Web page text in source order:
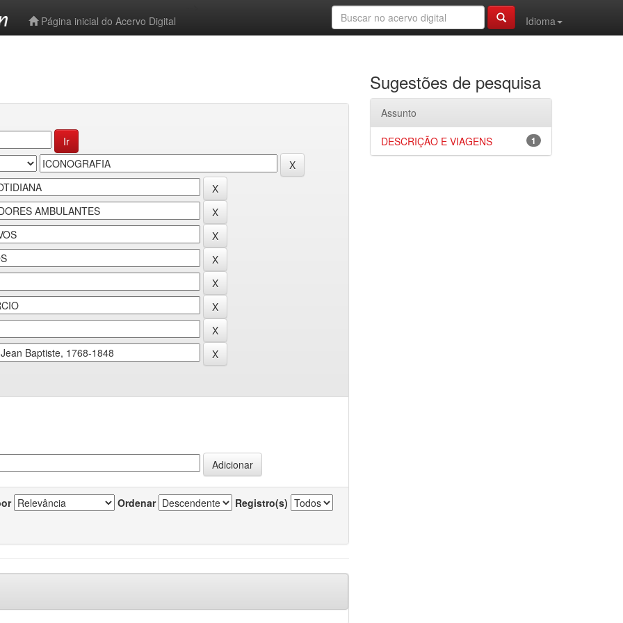
Página inicial do Acervo Digital
Idioma
Ordenar Registro(s)
Sugestões de pesquisa
Assunto
1
DESCRIÇÃO E VIAGENS